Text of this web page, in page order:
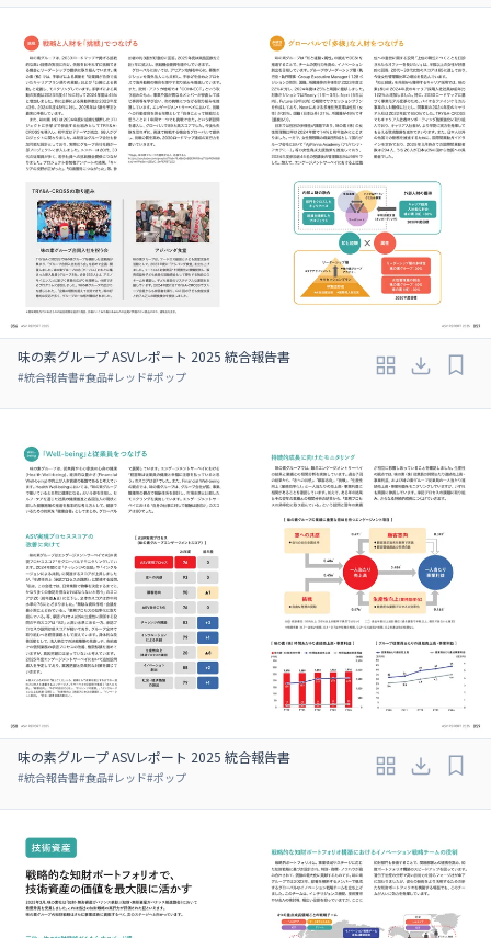
味の素グループ ASVレポート 2025 統合報告書
#統合報告書#食品#レッド#ポップ
味の素グループ ASVレポート 2025 統合報告書
#統合報告書#食品#レッド#ポップ